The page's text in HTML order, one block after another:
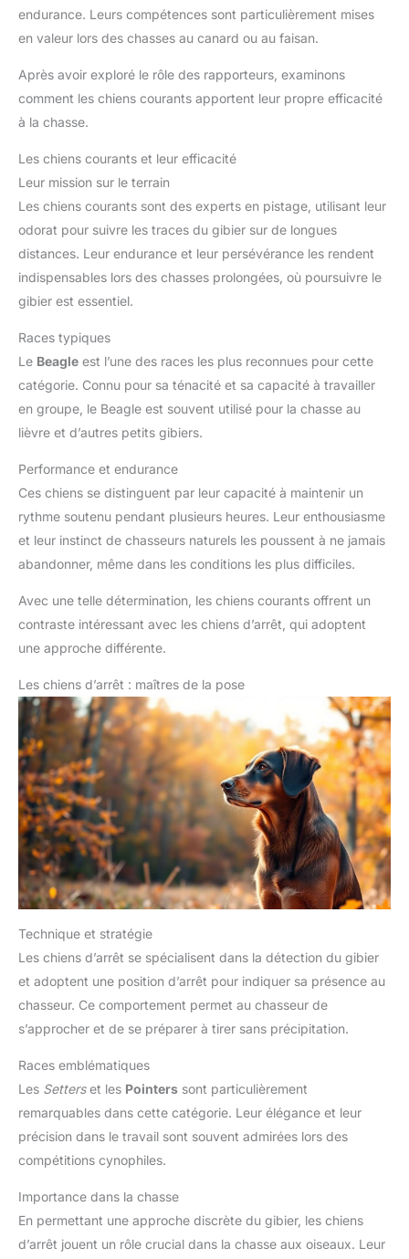
endurance. Leurs compétences sont particulièrement mises
en valeur lors des chasses au canard ou au faisan.
Après avoir exploré le rôle des rapporteurs, examinons
comment les chiens courants apportent leur propre efficacité
à la chasse.
Les chiens courants et leur efficacité
Leur mission sur le terrain
Les chiens courants sont des experts en pistage, utilisant leur
odorat pour suivre les traces du gibier sur de longues
distances. Leur endurance et leur persévérance les rendent
indispensables lors des chasses prolongées, où poursuivre le
gibier est essentiel.
Races typiques
Le Beagle est l’une des races les plus reconnues pour cette
catégorie. Connu pour sa ténacité et sa capacité à travailler
en groupe, le Beagle est souvent utilisé pour la chasse au
lièvre et d’autres petits gibiers.
Performance et endurance
Ces chiens se distinguent par leur capacité à maintenir un
rythme soutenu pendant plusieurs heures. Leur enthousiasme
et leur instinct de chasseurs naturels les poussent à ne jamais
abandonner, même dans les conditions les plus difficiles.
Avec une telle détermination, les chiens courants offrent un
contraste intéressant avec les chiens d’arrêt, qui adoptent
une approche différente.
Les chiens d’arrêt : maîtres de la pose
Technique et stratégie
Les chiens d’arrêt se spécialisent dans la détection du gibier
et adoptent une position d’arrêt pour indiquer sa présence au
chasseur. Ce comportement permet au chasseur de
s’approcher et de se préparer à tirer sans précipitation.
Races emblématiques
Les Setterset les Pointers sont particulièrement
remarquables dans cette catégorie. Leur élégance et leur
précision dans le travail sont souvent admirées lors des
compétitions cynophiles.
Importance dans la chasse
En permettant une approche discrète du gibier, les chiens
d’arrêt jouent un rôle crucial dans la chasse aux oiseaux. Leur